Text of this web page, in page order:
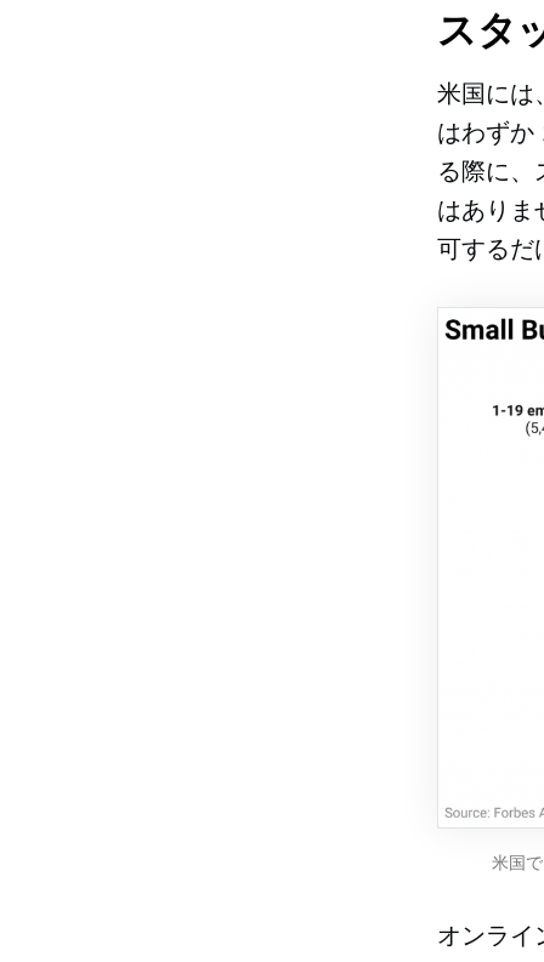
スタ
米国に
はわずか
る際に、
はありま
可するだ
米国
オンライ